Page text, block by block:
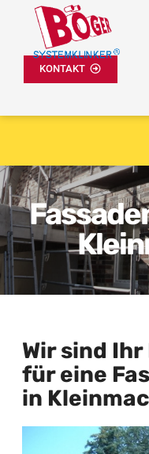
KONTAKT
Wir sind
für eine
in